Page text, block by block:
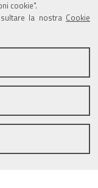
cookie".
la nostra Cookie
sito